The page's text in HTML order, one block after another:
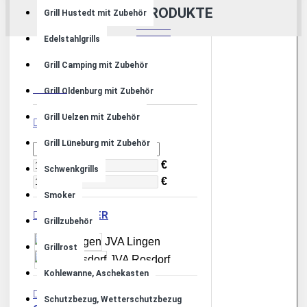
Grill Hustedt mit Zubehör
Edelstahlgrills
Grill Camping mit Zubehör
Grill Oldenburg mit Zubehör
Grill Uelzen mit Zubehör
Grill Lüneburg mit Zubehör
Schwenkgrills
Smoker
Grillzubehör
Grillrost
Kohlewanne, Aschekasten
Schutzbezug, Wetterschutzbezug
ABHOLPRODUKTE
PREIS
€
€
HERSTELLER
JVA Lingen
JVA Rosdorf
EIGENSCHAFTEN >